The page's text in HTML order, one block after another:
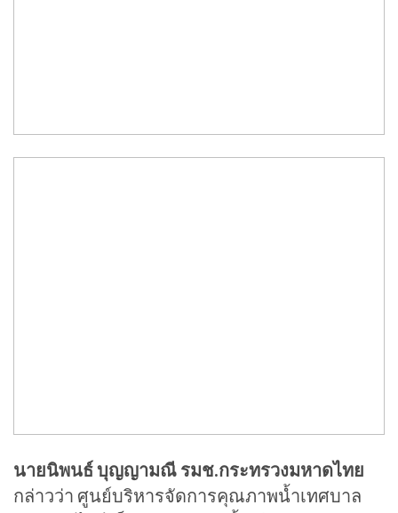
นายนิพนธ์ บุญญามณี รมช.กระทรวงมหาดไทย
กล่าวว่า ศูนย์บริหารจัดการคุณภาพน้ำเทศบาล